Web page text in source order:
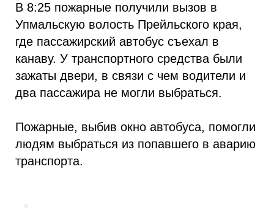
В 8:25 пожарные получили вызов в
Упмальскую волость Прейльского края,
где пассажирский автобус съехал в
канаву. У транспортного средства были
зажаты двери, в связи с чем водители и
два пассажира не могли выбраться.
Пожарные, выбив окно автобуса, помогли
людям выбраться из попавшего в аварию
транспорта.